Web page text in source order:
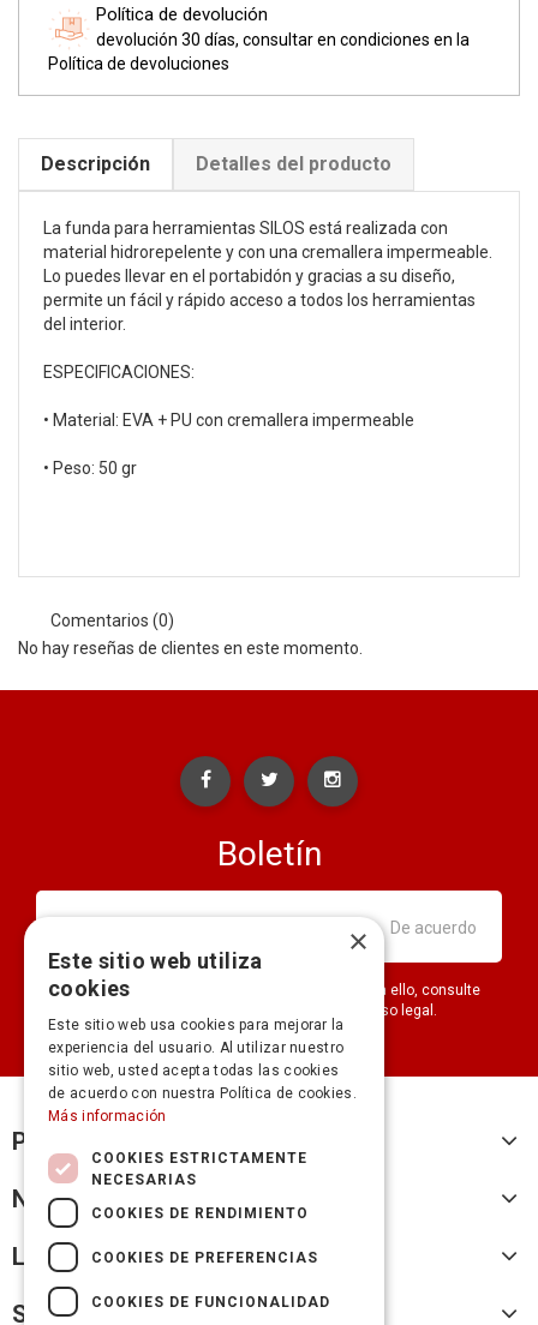
Política de devolución
devolución 30 días, consultar en condiciones en la
Política de devoluciones
Descripción Detalles del producto
La funda para herramientas SILOS está realizada con
material hidrorepelente y con una cremallera impermeable.
Lo puedes llevar en el portabidón y gracias a su diseño,
permite un fácil y rápido acceso a todos los herramientas
del interior.
ESPECIFICACIONES:
• Material: EVA + PU con cremallera impermeable
• Peso: 50 gr
Comentarios (0)
No hay reseñas de clientes en este momento.
Boletín
Puede darse de baja en cualquier momento. Para ello, consulte
nuestra información de contacto en el aviso legal.
Productos
Nuestra empresa
Legal
Su cuenta
×
Este sitio web utiliza
cookies
Este sitio web usa cookies para mejorar la
experiencia del usuario. Al utilizar nuestro
sitio web, usted acepta todas las cookies
de acuerdo con nuestra Política de cookies.
Más información
COOKIES ESTRICTAMENTE
NECESARIAS
COOKIES DE RENDIMIENTO
COOKIES DE PREFERENCIAS
COOKIES DE FUNCIONALIDAD